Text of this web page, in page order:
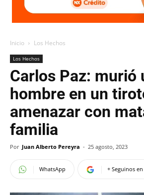
Inicio Los Hechos
Los Hechos
Carlos Paz: murió
hombre en un
amenazar con
familia
Por Juan Alberto Pereyra - 25 agosto, 2023
WhatsApp + Seguinos